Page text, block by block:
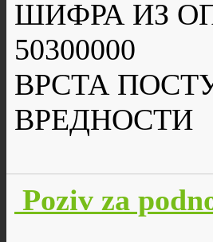
ШИФРА ИЗ
50300000
ВРСТА
ВРЕДНОСТИ
Poziv za